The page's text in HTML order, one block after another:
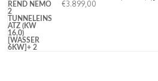
€3.899,00